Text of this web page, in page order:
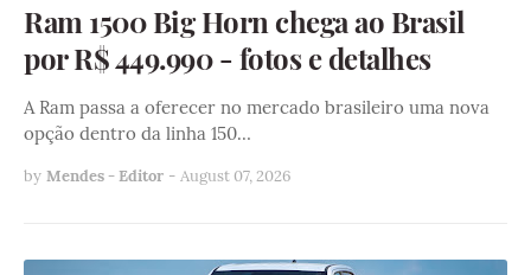
Ram 1500 Big Horn chega ao Brasil
por R$ 449.990 - fotos e detalhes
A Ram passa a oferecer no mercado brasileiro uma nova
opção dentro da linha 150…
by Mendes - Editor - August 07, 2026